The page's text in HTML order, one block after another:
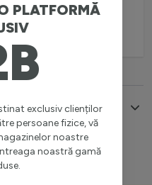
PLATFORMĂ
exclusiv clienților
persoane fizice, vă
noastre
noastră gamă